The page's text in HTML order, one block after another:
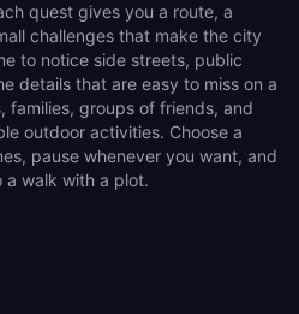
quest gives you a route, a
challenges that make the city
to notice side streets, public
details that are easy to miss on a
families, groups of friends, and
outdoor activities. Choose a
pause whenever you want, and
a walk with a plot.